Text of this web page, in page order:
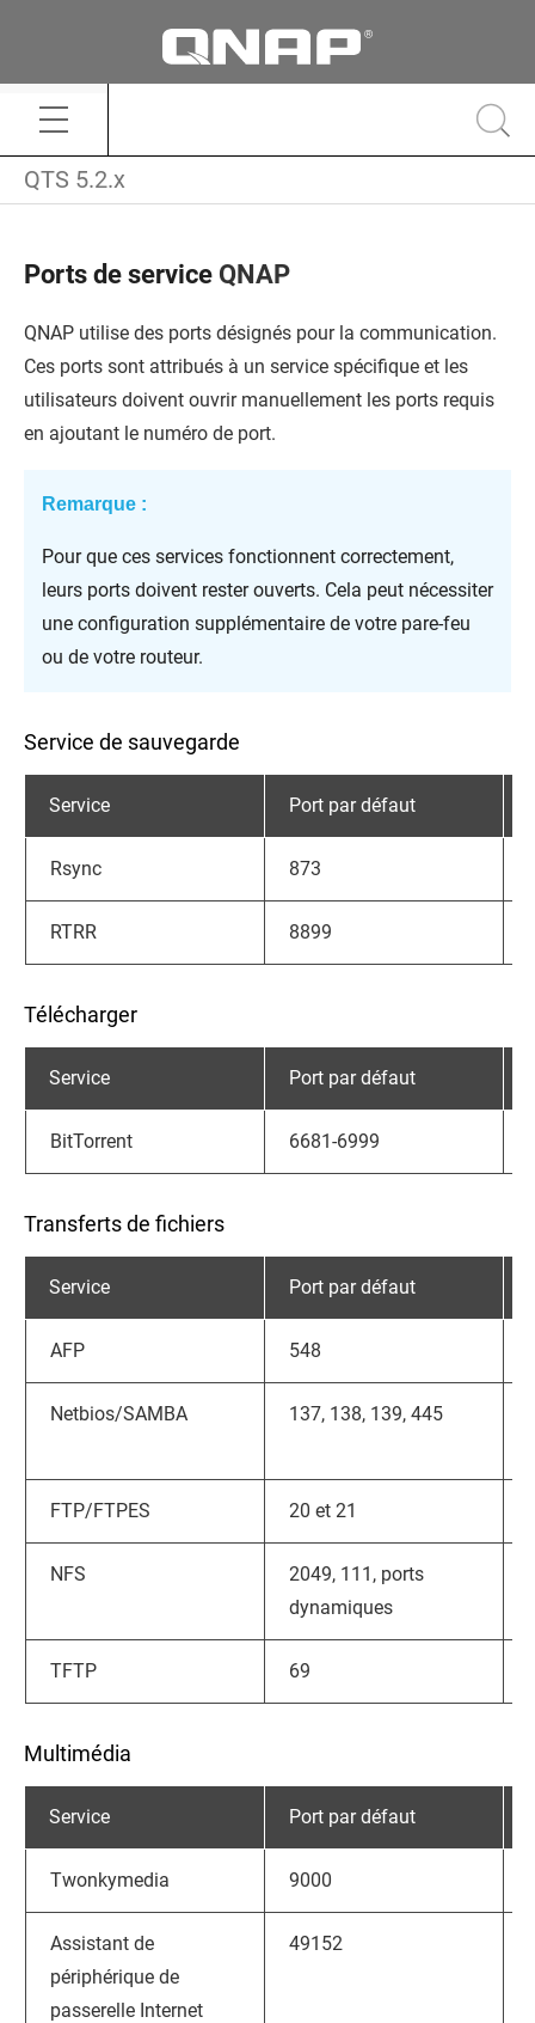
QTS 5.2.x
Ports de service QNAP
QNAP utilise des ports désignés pour la communication.
Ces ports sont attribués à un service spécifique et les
utilisateurs doivent ouvrir manuellement les ports requis
en ajoutant le numéro de port.
Remarque :
Pour que ces services fonctionnent correctement,
leurs ports doivent rester ouverts. Cela peut nécessiter
une configuration supplémentaire de votre pare-feu
ou de votre routeur.
Service de sauvegarde
Service Port par défaut
Rsync 873
RTRR 8899
Télécharger
Service Port par défaut
BitTorrent 6681-6999
Transferts de fichiers
Service Port par défaut
AFP 548
Netbios/SAMBA 137, 138, 139, 445
FTP/FTPES 20 et 21
NFS
2049, 111, ports
dynamiques
TFTP 69
Multimédia
Service Port par défaut
Twonkymedia 9000
Assistant de
périphérique de
passerelle Internet
49152